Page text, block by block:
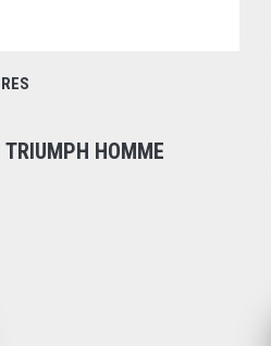
HOMME